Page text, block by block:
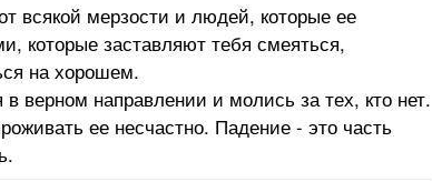
всякой мерзости и людей, которые ее
которые заставляют тебя смеяться,
на хорошем.
верном направлении и молись за тех, кто нет.
ее несчастно. Падение - это часть